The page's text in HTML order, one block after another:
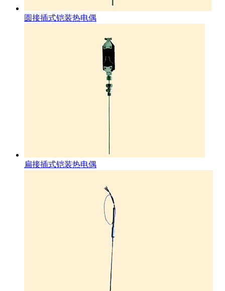
圆接插式铠装热电偶
扁接插式铠装热电偶